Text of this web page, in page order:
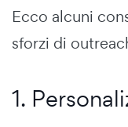
Ecco alcuni
sforzi di
1.